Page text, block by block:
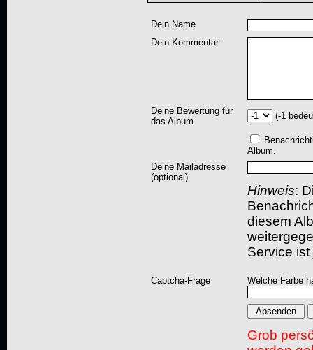
Dein Name
Dein Kommentar
Deine Bewertung für
das Album
(-1
Album.
Deine Mailadresse
(optional)
Hinweis:
diesem
Service
Captcha-Frage Welche Farbe
Grob